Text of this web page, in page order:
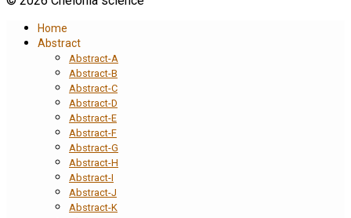
Home
Abstract
Abstract-A
Abstract-B
Abstract-C
Abstract-D
Abstract-E
Abstract-F
Abstract-G
Abstract-H
Abstract-I
Abstract-J
Abstract-K